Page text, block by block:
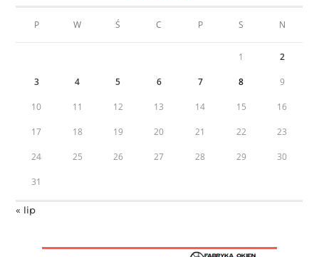
P W Ś C P S N
1 2
3 4 5 6 7 8 9
10 11 12 13 14 15 16
17 18 19 20 21 22 23
24 25 26 27 28 29 30
31
« lip